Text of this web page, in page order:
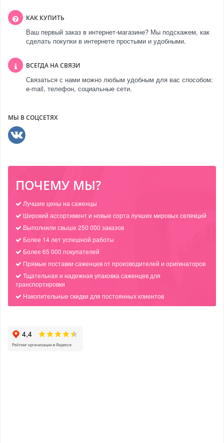
КАК КУПИТЬ
Ваш первый заказ в интернет-магазине? Мы подскажем, как
сделать покупки в интернете простыми и удобными.
ВСЕГДА НА СВЯЗИ
Связаться с нами можно любым удобным для вас способом:
e-mail, телефон, социальные сети.
МЫ В СОЦСЕТЯХ
ПОЧЕМУ МЫ?
Лучшие цены на саженцы
Широкий ассортимент и новые сорта лучших мировых селекций
Выполнили свыше 250 000 заказов
Более 14 лет успешной работы
Более 65 000 покупателей
Прямые поставки саженцев от производителей и оригинаторов
Тщательная и надежная упаковка саженцев для
транспортировки
Накопительные скидки для постоянных клиентов